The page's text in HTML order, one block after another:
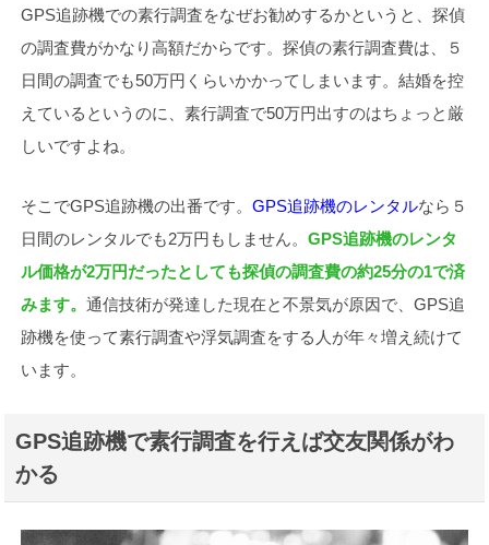
GPS追跡機での素行調査をなぜお勧めするかというと、探偵
の調査費がかなり高額だからです。探偵の素行調査費は、５
日間の調査でも50万円くらいかかってしまいます。結婚を控
えているというのに、素行調査で50万円出すのはちょっと厳
しいですよね。
そこでGPS追跡機の出番です。GPS追跡機のレンタルなら５
日間のレンタルでも2万円もしません。GPS追跡機のレンタ
ル価格が2万円だったとしても探偵の調査費の約25分の1で済
みます。通信技術が発達した現在と不景気が原因で、GPS追
跡機を使って素行調査や浮気調査をする人が年々増え続けて
います。
GPS追跡機で素行調査を行えば交友関係がわ
かる